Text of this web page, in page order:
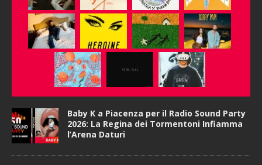
Baby K a Piacenza per il Radio Sound Party
2026: La Regina dei Tormentoni Infiamma
l’Arena Daturi